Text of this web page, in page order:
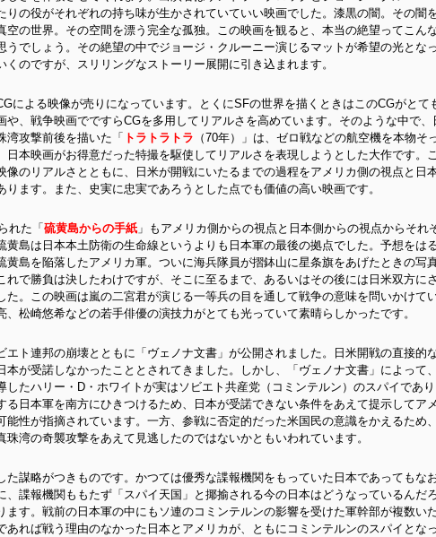
りの役がそれぞれの持ち味が生かされていていい映画でした。漆黒の闇。その闇
空の世界。その空間を漂う完全な孤独。この映画を観ると、本当の絶望ってこん
うでしょう。その絶望の中でジョージ・クルーニー演じるマットが希望の光とな
くのですが、スリリングなストーリー展開に引き込まれます。
による映像が売りになっています。とくにSFの世界を描くときはこのCGがとて
や、戦争映画でですらCGを多用してリアルさを高めています。そのような中で
湾攻撃前後を描いた「 トラトラトラ （70年）」は、ゼロ戦などの航空機を本物そ
日本映画がお得意だった特撮を駆使してリアルさを表現しようとした大作です。
像のリアルさとともに、日米が開戦にいたるまでの過程をアメリカ側の視点と日
ります。また、史実に忠実であろうとした点でも価値の高い映画です。
れた「 硫黄島からの手紙 」もアメリカ側からの視点と日本側からの視点からそれ
黄島は日本本土防衛の生命線というよりも日本軍の最後の拠点でした。予想をは
黄島を陥落したアメリカ軍。ついに海兵隊員が摺鉢山に星条旗をあげたときの写
れで勝負は決したわけですが、そこに至るまで、あるいはその後には日米双方に
た。この映画は嵐の二宮君が演じる一等兵の目を通して戦争の意味を問いかけてい
、松崎悠希などの若手俳優の演技力がとても光っていて素晴らしかったです。
エト連邦の崩壊とともに「ヴェノナ文書」が公開されました。日米開戦の直接的
本が受諾しなかったこととされてきました。しかし、「ヴェノナ文書」によって
したハリー・D・ホワイトが実はソビエト共産党（コミンテルン）のスパイであ
る日本軍を南方にひきつけるため、日本が受諾できない条件をあえて提示してア
能性が指摘されています。一方、参戦に否定的だった米国民の意識をかえるため
珠湾の奇襲攻撃をあえて見逃したのではないかともいわれています。
た謀略がつきものです。かつては優秀な諜報機関をもっていた日本であってもな
、諜報機関ももたず「スパイ天国」と揶揄される今の日本はどうなっているんだ
ます。戦前の日本軍の中にもソ連のコミンテルンの影響を受けた軍幹部が複数い
あれば戦う理由のなかった日本とアメリカが、ともにコミンテルンのスパイとな